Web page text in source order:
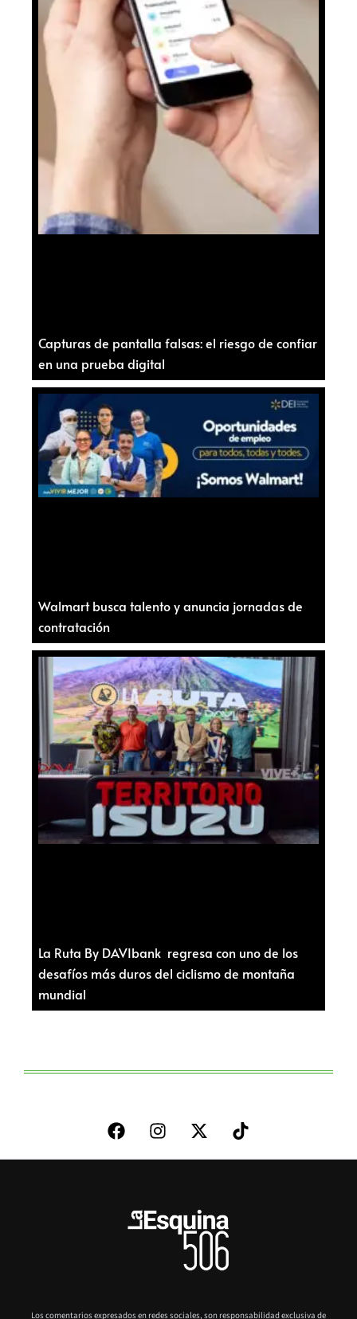
Capturas de pantalla falsas: el riesgo de confiar
en una prueba digital
Walmart busca talento y anuncia jornadas de
contratación
La Ruta By DAVIbank regresa con uno de los
desafíos más duros del ciclismo de montaña
mundial
Los comentarios expresados en redes sociales, son responsabilidad exclusiva de